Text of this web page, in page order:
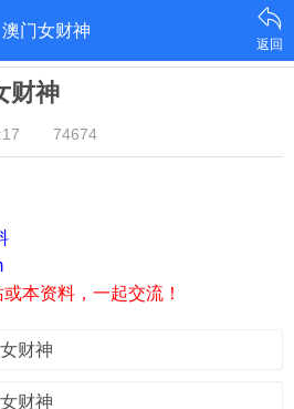
澳门女财神
返回
财神
74674
本资料，一起交流！
财神
财神